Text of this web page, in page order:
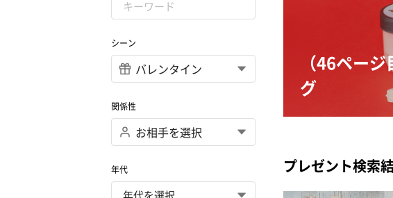
シーン
関係性
年代
（46ペー
グ
プレゼント検索